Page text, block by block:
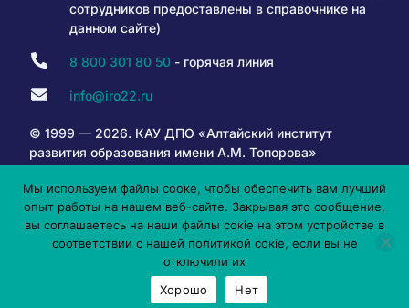
сотрудников предоставлены в справочнике на
данном сайте)
8 800 301 80 50- горячая линия
info@iro22.ru
© 1999 — 2026. КАУ ДПО «Алтайский институт
развития образования имени А.М. Топорова»
6+
Мы используем файлы сооке, чтобы обеспечить вам лучший
опыт работы на нашем веб-сайте. Закрывая это сообщение,
вы соглашаетесь на наши файлы сокіе на этом устройстве в
соответствии с нашей политикой сокіе, если вы не
отключили их
Хорошо
Нет